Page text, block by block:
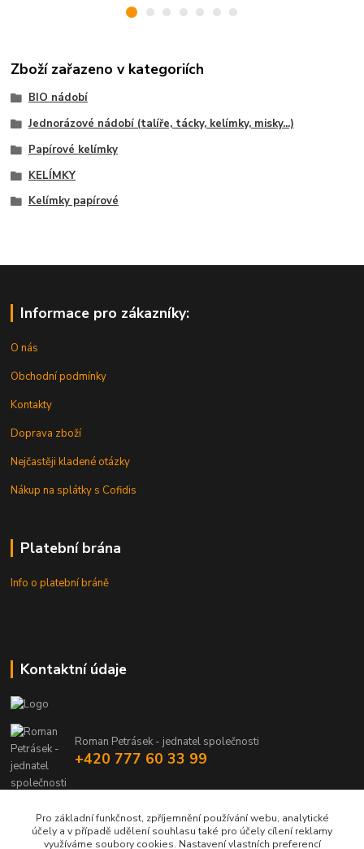
Zboží zařazeno v kategoriích
BIO nádobí
Jednorázové nádobí (talíře, tácky, kelímky, misky...)
Papírové kelímky
KELÍMKY
Kelímky papírové
Informace pro zákazníky:
O nás
Obchodní podmínky
Kontakty
Doprava zboží
Nejčastěji kladené otázky
Nákup na splátky s Cofidis
Platební brána
Info o platební bráně
Kontaktní údaje
Roman Petrásek - jednatel společnosti
+420 777 60 33 99
Pro základní funkčnost, zpříjemnění používání webu, analytické
účely a v případě udělení souhlasu také pro účely cílení reklamy
využíváme soubory cookies. Nastavení vlastních preferencí